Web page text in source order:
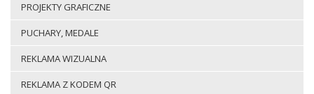
PROJEKTY GRAFICZNE
PUCHARY, MEDALE
REKLAMA WIZUALNA
REKLAMA Z KODEM QR